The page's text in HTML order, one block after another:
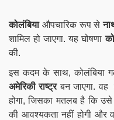
कोलंबिया औपचारिक रूप से
शामिल हो जाएगा. यह घोषणा
की.
इस कदम के साथ, कोलंबिया
अमेरिकी राष्ट्रबन जाएगा. वह
होगा, जिसका मतलब है कि उसे
की आवश्यकता नहीं होगी और